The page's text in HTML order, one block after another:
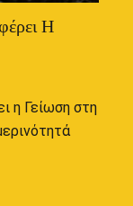
Η
η Γείωση στη